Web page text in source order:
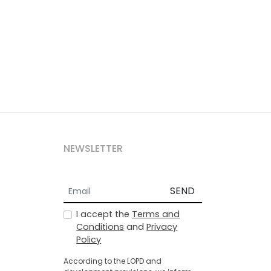
NEWSLETTER
SEND
I accept the Terms and
Conditions andPrivacy
Policy
According to the LOPD and